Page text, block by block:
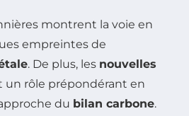
montrent la voie en
empreintes de
. De plus, les nouvelles
un rôle prépondérant en
du bilan carbone.